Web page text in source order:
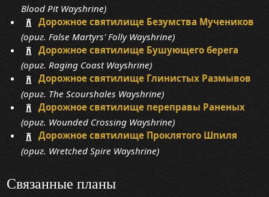
Blood Pit Wayshrine)
Дорожное святилище Безумства Мучеников
(ориг. False Martyrs' Folly Wayshrine)
Дорожное святилище Бушующего берега
(ориг. Raging Coast Wayshrine)
Дорожное святилище Глинистых Размывов
(ориг. The Scourshales Wayshrine)
Дорожное святилище переправы Раненых
(ориг. Wounded Crossing Wayshrine)
Дорожное святилище Проклятого Шпиля
(ориг. Wretched Spire Wayshrine)
Связанные планы